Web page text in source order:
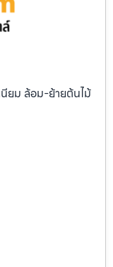
ยม ล้อม-ย้ายต้นไม้